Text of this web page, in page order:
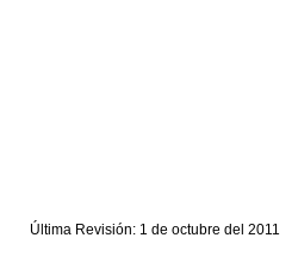
Última Revisión: 1 de octubre del 2011